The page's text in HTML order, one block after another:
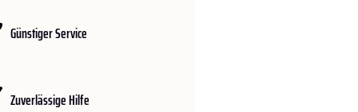
Günstiger Service
Zuverlässige Hilfe